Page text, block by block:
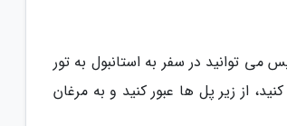
می توانید در سفر به استانبول به تور
از زیر پل ها عبور کنید و به مرغان